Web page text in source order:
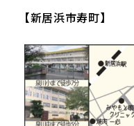
【新居浜市寿町】